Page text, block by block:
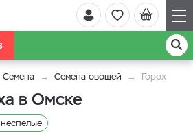
Семена Семена овощей Горох
в Омске